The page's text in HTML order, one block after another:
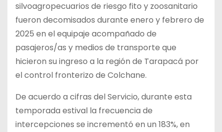
silvoagropecuarios de riesgo fito y zoosanitario
fueron decomisados durante enero y febrero de
2025 en el equipaje acompañado de
pasajeros/as y medios de transporte que
hicieron su ingreso a la región de Tarapacá por
el control fronterizo de Colchane.
De acuerdo a cifras del Servicio, durante esta
temporada estival la frecuencia de
intercepciones se incrementó en un 183%, en